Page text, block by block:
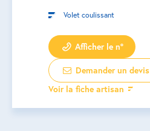
Volet coulissant
Afficher le n°
Demander un devis
Voir la fiche artisan